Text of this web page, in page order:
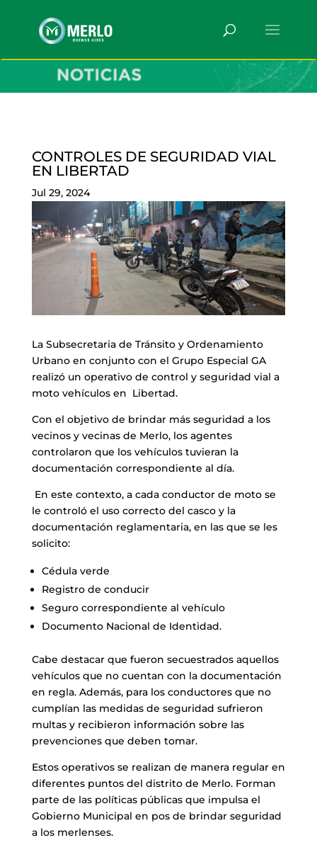
CONTROLES DE SEGURIDAD VIAL
EN LIBERTAD
Jul 29, 2024
La Subsecretaria de Tránsito y Ordenamiento
Urbano en conjunto con el Grupo Especial GA
realizó un operativo de control y seguridad vial a
moto vehículos en Libertad.
Con el objetivo de brindar más seguridad a los
vecinos y vecinas de Merlo, los agentes
controlaron que los vehículos tuvieran la
documentación correspondiente al día.
En este contexto, a cada conductor de moto se
le controló el uso correcto del casco y la
documentación reglamentaria, en las que se les
solicito:
Cédula verde
Registro de conducir
Seguro correspondiente al vehículo
Documento Nacional de Identidad.
Cabe destacar que fueron secuestrados aquellos
vehículos que no cuentan con la documentación
en regla. Además, para los conductores que no
cumplían las medidas de seguridad sufrieron
multas y recibieron información sobre las
prevenciones que deben tomar.
Estos operativos se realizan de manera regular en
diferentes puntos del distrito de Merlo. Forman
parte de las políticas públicas que impulsa el
Gobierno Municipal en pos de brindar seguridad
a los merlenses.